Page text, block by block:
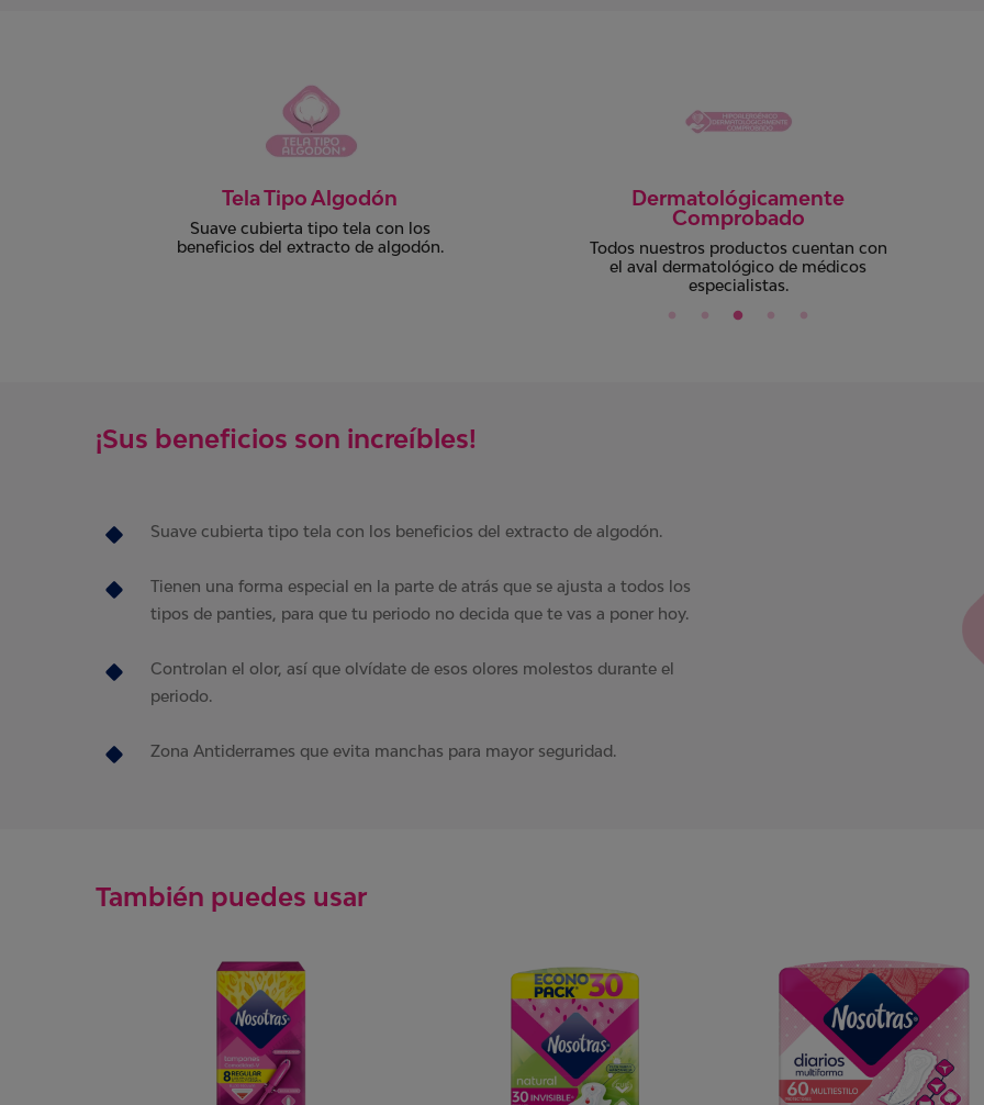
Dermatológicamente
Comprobado
Todos nuestros productos cuentan con
Control Olor
Con Gel Para mayor absorción, atrapa la
humedad y ayuda a controlar olores para
total discreción.
¡Sus beneficios son increíbles!
Suave cubierta tipo tela con los beneficios del extracto de algodón.
Tienen una forma especial en la parte de atrás que se ajusta a todos los
tipos de panties, para que tu periodo no decida que te vas a poner hoy.
Controlan el olor, así que olvídate de esos olores molestos durante el
periodo.
Zona Antiderrames que evita manchas para mayor seguridad.
También puedes usar